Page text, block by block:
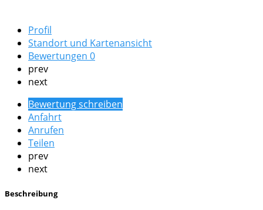
Profil
Standort und Kartenansicht
Bewertungen 0
prev
next
Bewertung schreiben
Anfahrt
Anrufen
Teilen
prev
next
Beschreibung